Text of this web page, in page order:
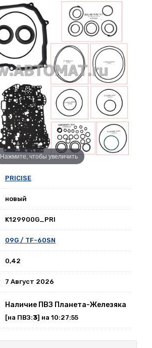
Нажмите, чтобы увеличить
PRICISE
новый
K129900G_PRI
09G / TF-60SN
0,42
7 Август 2026
Наличие ПВЗ Планета-Железяка
[на ПВЗ:3] на 10:27:55